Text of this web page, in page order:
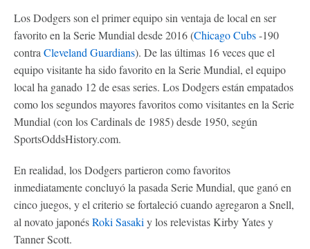
Los Dodgers son el primer equipo sin ventaja de local en ser
favorito en la Serie Mundial desde 2016 (Chicago Cubs-190
contraCleveland Guardians). De las últimas 16 veces que el
equipo visitante ha sido favorito en la Serie Mundial, el equipo
local ha ganado 12 de esas series. Los Dodgers están empatados
como los segundos mayores favoritos como visitantes en la Serie
Mundial (con los Cardinals de 1985) desde 1950, según
SportsOddsHistory.com.
En realidad, los Dodgers partieron como favoritos
inmediatamente concluyó la pasada Serie Mundial, que ganó en
cinco juegos, y el criterio se fortaleció cuando agregaron a Snell,
al novato japonésRoki Sasakiy los relevistas Kirby Yates y
Tanner Scott.